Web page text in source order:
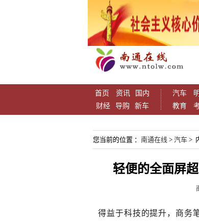
首页 资讯
国内
财经
导购 新车
汽车
教育
您当前的位置 ： 南通在线 > 汽车 >
轻便的全面屏
得益于科技的提升，商务